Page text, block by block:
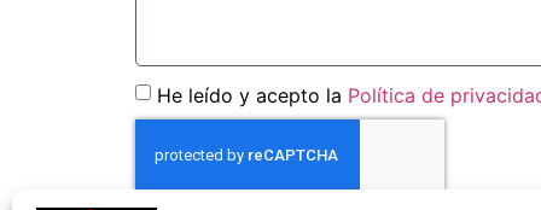
He leído y acepto la Política de